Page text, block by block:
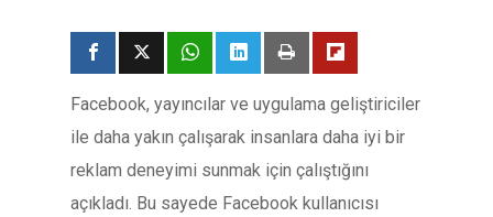
Facebook, yayıncılar ve uygulama geliştiriciler
ile daha yakın çalışarak insanlara daha iyi bir
reklam deneyimi sunmak için çalıştığını
açıkladı. Bu sayede Facebook kullanıcısı